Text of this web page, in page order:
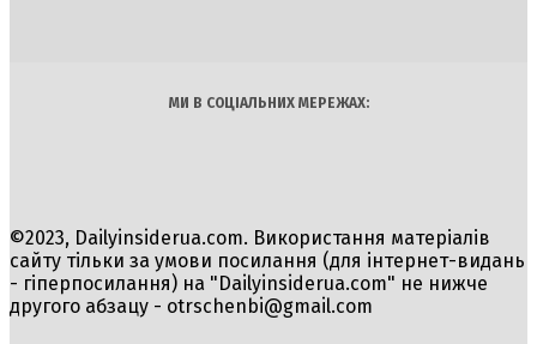
МИ В СОЦІАЛЬНИХ МЕРЕЖАХ:
©2023, Dailyinsiderua.com. Використання матеріалів
сайту тільки за умови посилання (для інтернет-видань
- гіперпосилання) на "Dailyinsiderua.com" не нижче
другого абзацу - otrschenbi@gmail.com